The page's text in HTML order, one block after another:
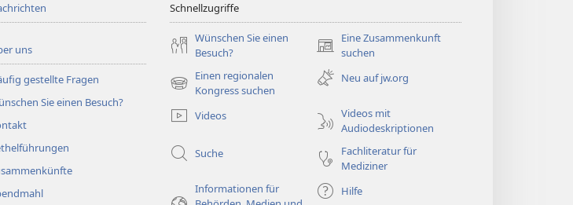
uns
gestellte Fragen
Sie einen Besuch?
Schnellzugriffe
Wünschen Sie einen
Besuch?
Eine Zusammenkunft
suchen
(öffnet
neues
Fenster)
Einen regionalen
Kongress suchen
(öffnet
Fenster)
Neu auf jw.org
Videos
Videos mit
Audiodeskriptionen
Suche
Fachliteratur für
Mediziner
Informationen für
Hilfe